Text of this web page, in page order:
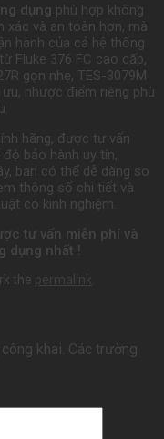
dụng phù hợp không
xác và an toàn hơn, mà
hành của cả hệ thống
Fluke 376 FC cao cấp,
gọn nhẹ, TES-3079M
nhược điểm riêng phù
hãng, được tư vấn
bảo hành uy tín,
bạn có thể dễ dàng so
thông số chi tiết và
có kinh nghiệm.
tư vấn miễn phí và
dụng nhất !
the
khai. Các trường